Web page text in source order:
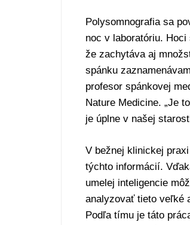
Polysomnografia sa
noc v laboratóriu.
že zachytáva aj
spánku
profesor spánkovej
Nature Medicine. „Je
je úplne v našej
V bežnej klinickej
týchto informácií.
umelej inteligencie
analyzovať tieto veľké
Podľa tímu je táto